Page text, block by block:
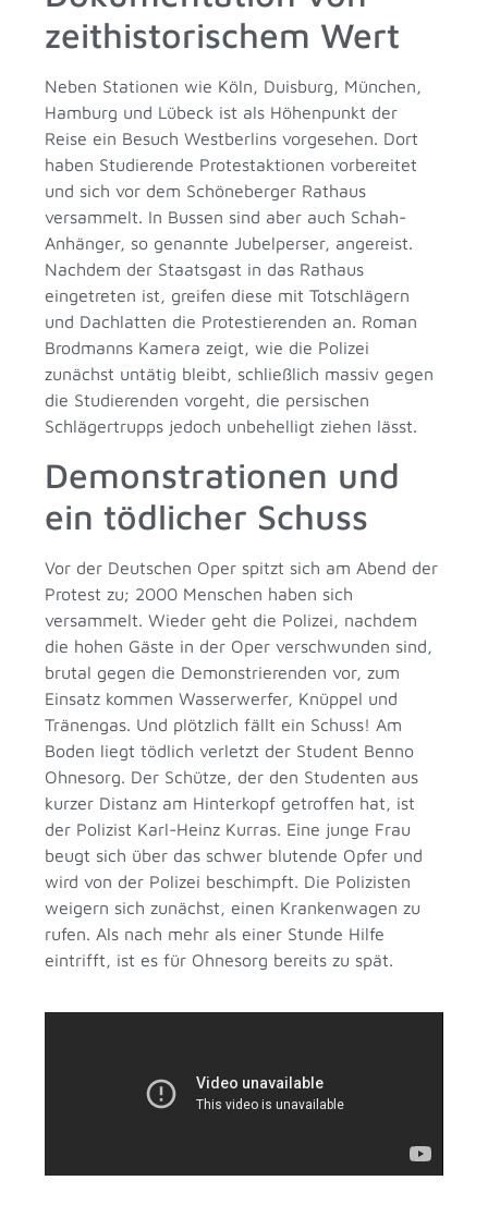
zeithistorischem Wert
Neben Stationen wie Köln, Duisburg, München,
Hamburg und Lübeck ist als Höhenpunkt der
Reise ein Besuch Westberlins vorgesehen. Dort
haben Studierende Protestaktionen vorbereitet
und sich vor dem Schöneberger Rathaus
versammelt. In Bussen sind aber auch Schah-
Anhänger, so genannte Jubelperser, angereist.
Nachdem der Staatsgast in das Rathaus
eingetreten ist, greifen diese mit Totschlägern
und Dachlatten die Protestierenden an. Roman
Brodmanns Kamera zeigt, wie die Polizei
zunächst untätig bleibt, schließlich massiv gegen
die Studierenden vorgeht, die persischen
Schlägertrupps jedoch unbehelligt ziehen lässt.
Demonstrationen und
ein tödlicher Schuss
Vor der Deutschen Oper spitzt sich am Abend der
Protest zu; 2000 Menschen haben sich
versammelt. Wieder geht die Polizei, nachdem
die hohen Gäste in der Oper verschwunden sind,
brutal gegen die Demonstrierenden vor, zum
Einsatz kommen Wasserwerfer, Knüppel und
Tränengas. Und plötzlich fällt ein Schuss! Am
Boden liegt tödlich verletzt der Student Benno
Ohnesorg. Der Schütze, der den Studenten aus
kurzer Distanz am Hinterkopf getroffen hat, ist
der Polizist Karl-Heinz Kurras. Eine junge Frau
beugt sich über das schwer blutende Opfer und
wird von der Polizei beschimpft. Die Polizisten
weigern sich zunächst, einen Krankenwagen zu
rufen. Als nach mehr als einer Stunde Hilfe
eintrifft, ist es für Ohnesorg bereits zu spät.